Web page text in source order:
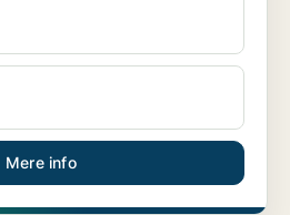
Mere info